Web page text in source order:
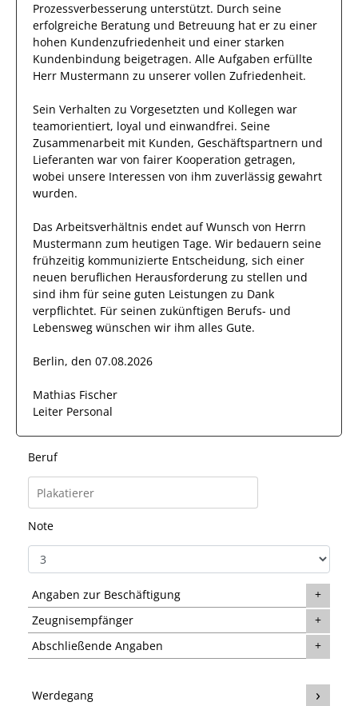
Prozessverbesserung unterstützt. Durch seine
erfolgreiche Beratung und Betreuung hat er zu einer
hohen Kundenzufriedenheit und einer starken
Kundenbindung beigetragen. Alle Aufgaben erfüllte
Herr Mustermann zu unserer vollen Zufriedenheit.
Sein Verhalten zu Vorgesetzten und Kollegen war
teamorientiert, loyal und einwandfrei. Seine
Zusammenarbeit mit Kunden, Geschäftspartnern und
Lieferanten war von fairer Kooperation getragen,
wobei unsere Interessen von ihm zuverlässig gewahrt
wurden.
Das Arbeitsverhältnis endet auf Wunsch von Herrn
Mustermann zum heutigen Tage. Wir bedauern seine
frühzeitig kommunizierte Entscheidung, sich einer
neuen beruflichen Herausforderung zu stellen und
sind ihm für seine guten Leistungen zu Dank
verpflichtet. Für seinen zukünftigen Berufs- und
Lebensweg wünschen wir ihm alles Gute.
Berlin, den 07.08.2026
Mathias Fischer
Leiter Personal
Beruf
Note
Angaben zur Beschäftigung
Zeugnisempfänger
Abschließende Angaben
Werdegang